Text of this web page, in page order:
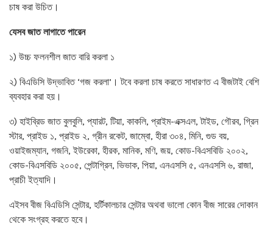
চাষ করা উচিত।
যেসব জাত লাগাতে পারেন
১) উচ্চ ফলনশীল জাত বারি করলা ১
২) বিএডিসি উদ্ভাবিত ‘গজ করলা’। টবে করলা চাষ করতে সাধারণত এ বীজটাই বেশি
ব্যবহার করা হয়।
৩) হাইব্রিড জাত বুলবুলি, প্যারট, টিয়া, কাকলি, প্রাইম-এক্সএল, টাইড, গৌরব, গ্রিন
স্টার, প্রাইড ১, প্রাইড ২, গ্রীন রকেট, জাম্বো, হীরা ৩০৪, মিনি, গুড বয়,
ওয়াইজম্যান, গজনি, ইউরেকা, হীরক, মানিক, মণি, জয়, কোড-বিএসবিডি ২০০২,
কোড-বিএসবিডি ২০০৫, পেন্টাগ্রিন, ভিভাক, পিয়া, এনএসসি ৫, এনএসসি ৬, রাজা,
প্রাচী ইত্যাদি।
এইসব বীজ বিএডিসি সেন্টার, হর্টিকালচার সেন্টার অথবা ভালো কোন বীজ সারের দোকান
থেকে সংগ্রহ করতে হবে।